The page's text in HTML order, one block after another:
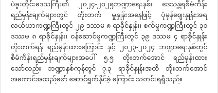
ပဲခူးတိုင်းဒေသကြီး၏ ၂၀၂၄-၂၀၂၅ဘဏ္ဍာရေးနှစ်၊ ဒေသန္တရစီမံကိန်း
ရည်မှန်းချက်များတွင် တိုးတက် မှုနှုန်းအနေဖြင့် ပုံမှန်ဈေးနှုန်းအရ
လယ်ယာကဏ္ဍကြီးတွင် ၂၉ ဒဿမ ၈ ရာခိုင်နှုန်း၊ စက်မှုကဏ္ဍကြီးတွင် ၃၀
ဒဿမ ၈ ရာခိုင်နှုန်း၊ ဝန်ဆောင်မှုကဏ္ဍကြီးတွင် ၃၉ ဒဿမ ၄ ရာခိုင်နှုန်း
တိုးတက်ရန် ရည်မှန်းထားကြောင်း နှင့် ၂၀၂၃-၂၀၂၄ ဘဏ္ဍာရေးနှစ်တွင်
စီမံကိန်းရည်မှန်းချက်များအပေါ် ၅.၅ တိုးတက်အောင် ရည်မှန်းထား
သော်လည်း ဘဏ္ဍာနှစ်ကုန်တွင် ၇.၃ ရာခိုင်နှုန်းအထိ တိုးတက်အောင်
အကောင်အထည်ဖော် ဆောင်ရွက်နိုင်ခဲ့ ကြောင်း သတင်းရရှိသည်။